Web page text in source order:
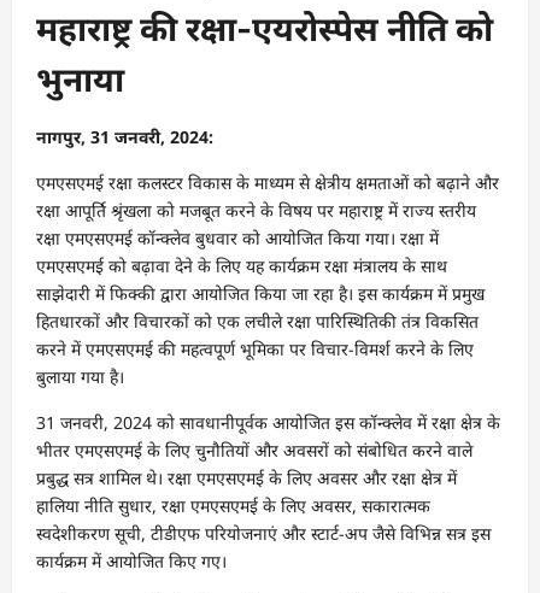
महाराष्ट्र की रक्षा-एयरोस्पेस नीति को
भुनाया
नागपुर, 31 जनवरी, 2024:
एमएसएमई रक्षा कलस्टर विकास के माध्यम से क्षेत्रीय क्षमताओं को बढ़ाने और
रक्षा आपूर्ति श्रृंखला को मजबूत करने के विषय पर महाराष्ट्र में राज्य स्तरीय
रक्षा एमएसएमई कॉन्क्लेव बुधवार को आयोजित किया गया। रक्षा में
एमएसएमई को बढ़ावा देने के लिए यह कार्यक्रम रक्षा मंत्रालय के साथ
साझेदारी में फिक्की द्वारा आयोजित किया जा रहा है। इस कार्यक्रम में प्रमुख
हितधारकों और विचारकों को एक लचीले रक्षा पारिस्थितिकी तंत्र विकसित
करने में एमएसएमई की महत्वपूर्ण भूमिका पर विचार-विमर्श करने के लिए
बुलाया गया है।
31 जनवरी, 2024 को सावधानीपूर्वक आयोजित इस कॉन्क्लेव में रक्षा क्षेत्र के
भीतर एमएसएमई के लिए चुनौतियों और अवसरों को संबोधित करने वाले
प्रबुद्ध सत्र शामिल थे। रक्षा एमएसएमई के लिए अवसर और रक्षा क्षेत्र में
हालिया नीति सुधार, रक्षा एमएसएमई के लिए अवसर, सकारात्मक
स्वदेशीकरण सूची, टीडीएफ परियोजनाएं और स्टार्ट-अप जैसे विभिन्न सत्र इस
कार्यक्रम में आयोजित किए गए।